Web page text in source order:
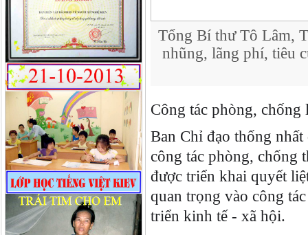
Tổng Bí thư Tô Lâm,
nhũng, lãng phí, tiêu
Công tác phòng,
Ban Chỉ đạo thống
công tác phòng, chống
được triển khai quyết
quan trọng vào công
triển kinh tế - xã hội.